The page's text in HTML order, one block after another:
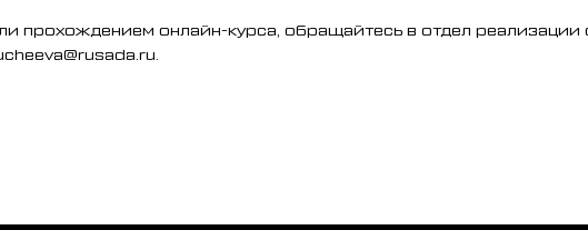
прохождением онлайн-курса, обращайтесь в отдел реализации